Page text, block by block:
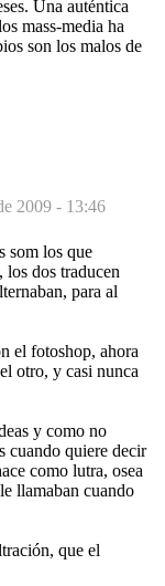
Una auténtica
mass-media ha
son los malos de
2009 - 13:46
som los que
los dos traducen
para al
el fotoshop, ahora
otro, y casi nunca
y como no
cuando quiere decir
como lutra, osea
llamaban cuando
que el